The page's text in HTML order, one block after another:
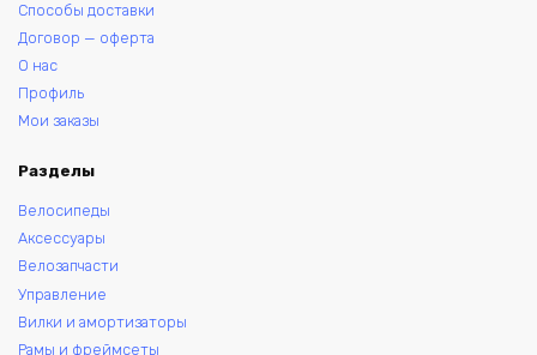
Способы доставки
Договор — оферта
О нас
Профиль
Мои заказы
Разделы
Велосипеды
Аксессуары
Велозапчасти
Управление
Вилки и амортизаторы
Рамы и фреймсеты